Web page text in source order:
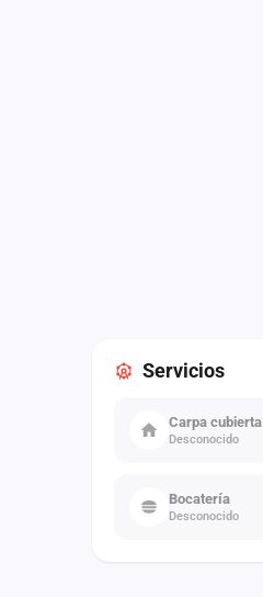
Servicios
Carpa cubierta
Desconocido
Bocatería
Desconocido